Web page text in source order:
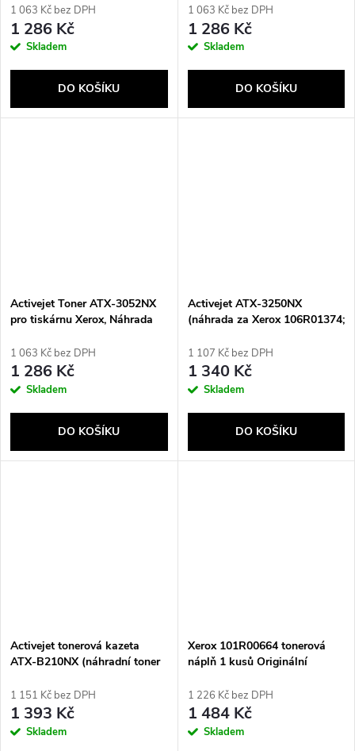
WC7120M; Supreme; 15000
stran; magenta
1 063 Kč bez DPH
1 286 Kč
Skladem
DO KOŠÍKU
WC7120Y; Supreme; 15000
stran; žlutá
1 063 Kč bez DPH
1 286 Kč
Skladem
DO KOŠÍKU
Activejet Toner ATX-3052NX
pro tiskárnu Xerox, Náhrada
Standardní; 3000 stran; černý
1 063 Kč bez DPH
1 286 Kč
Skladem
DO KOŠÍKU
Activejet ATX-3250NX
(náhrada za Xerox 106R01374;
1 107 Kč bez DPH
1 340 Kč
Skladem
DO KOŠÍKU
Activejet tonerová kazeta
ATX-B210NX (náhradní toner
Supreme; 3000 stran; černá)
1 151 Kč bez DPH
1 393 Kč
Skladem
Xerox 101R00664 tonerová
náplň 1 kusů Originální
1 226 Kč bez DPH
1 484 Kč
Skladem